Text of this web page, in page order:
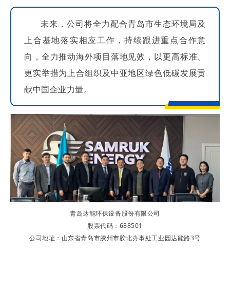
未来，公司将全力配合青岛市生态环境局及
上合基地落实相应工作，持续跟进重点合作意
向，全力推动海外项目落地见效，以更高标准、
更实举措为上合组织及中亚地区绿色低碳发展贡
献中国企业力量。
青岛达能环保设备股份有限公司
股票代码：688501
公司地址：山东省青岛市胶州市胶北办事处工业园达能路3号